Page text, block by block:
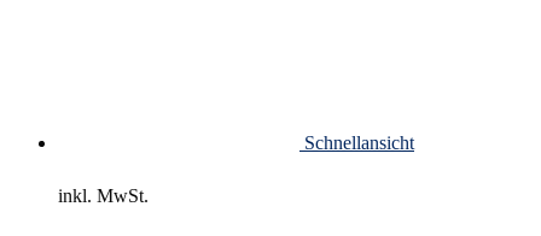
Schnellansicht
inkl. MwSt.